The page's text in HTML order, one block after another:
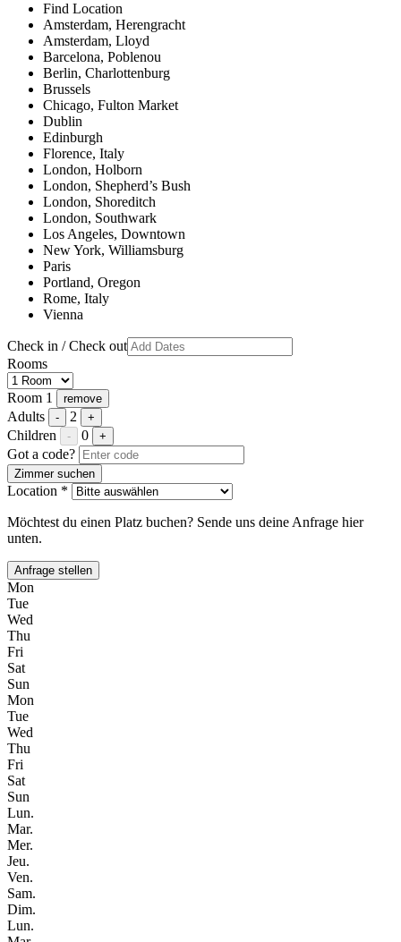
Find Location
Amsterdam, Herengracht
Amsterdam, Lloyd
Barcelona, Poblenou
Berlin, Charlottenburg
Brussels
Chicago, Fulton Market
Dublin
Edinburgh
Florence, Italy
London, Holborn
London, Shepherd’s Bush
London, Shoreditch
London, Southwark
Los Angeles, Downtown
New York, Williamsburg
Paris
Portland, Oregon
Rome, Italy
Vienna
Check in / Check out
Rooms
Room 1 remove
Adults - 2 +
Children - 0 +
Got a code?
Zimmer suchen
Location *
Möchtest du einen Platz buchen? Sende uns deine Anfrage hier
unten.
Anfrage stellen
Mon
Tue
Wed
Thu
Fri
Sat
Sun
Mon
Tue
Wed
Thu
Fri
Sat
Sun
Lun.
Mar.
Mer.
Jeu.
Ven.
Sam.
Dim.
Lun.